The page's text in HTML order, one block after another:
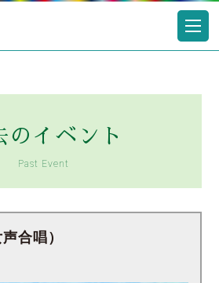
のイベント
Past Event
合唱）